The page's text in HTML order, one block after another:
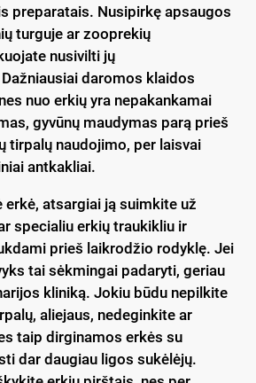
preparatais. Nusipirkę apsaugos
turguje ar zooprekių
nusivilti jų
daromos klaidos
nuo erkių yra nepakankamai
gyvūnų maudymas parą prieš
tirpalų naudojimo, per laisvai
antkakliai.
atsargiai ją suimkite už
specialiu erkių traukikliu ir
prieš laikrodžio rodyklę. Jei
tai sėkmingai padaryti, geriau
kliniką. Jokiu būdu nepilkite
aliejaus, nedeginkite ar
taip dirginamos erkės su
dar daugiau ligos sukėlėjų.